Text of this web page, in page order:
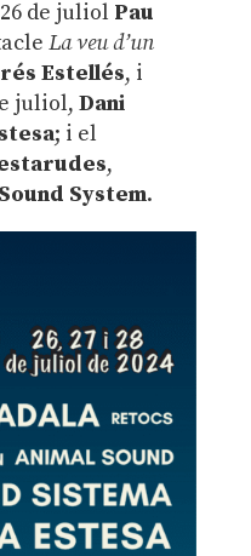
de juliol Pau
La veu d’un
Estellés, i
juliol, Dani
; i el
,
System.